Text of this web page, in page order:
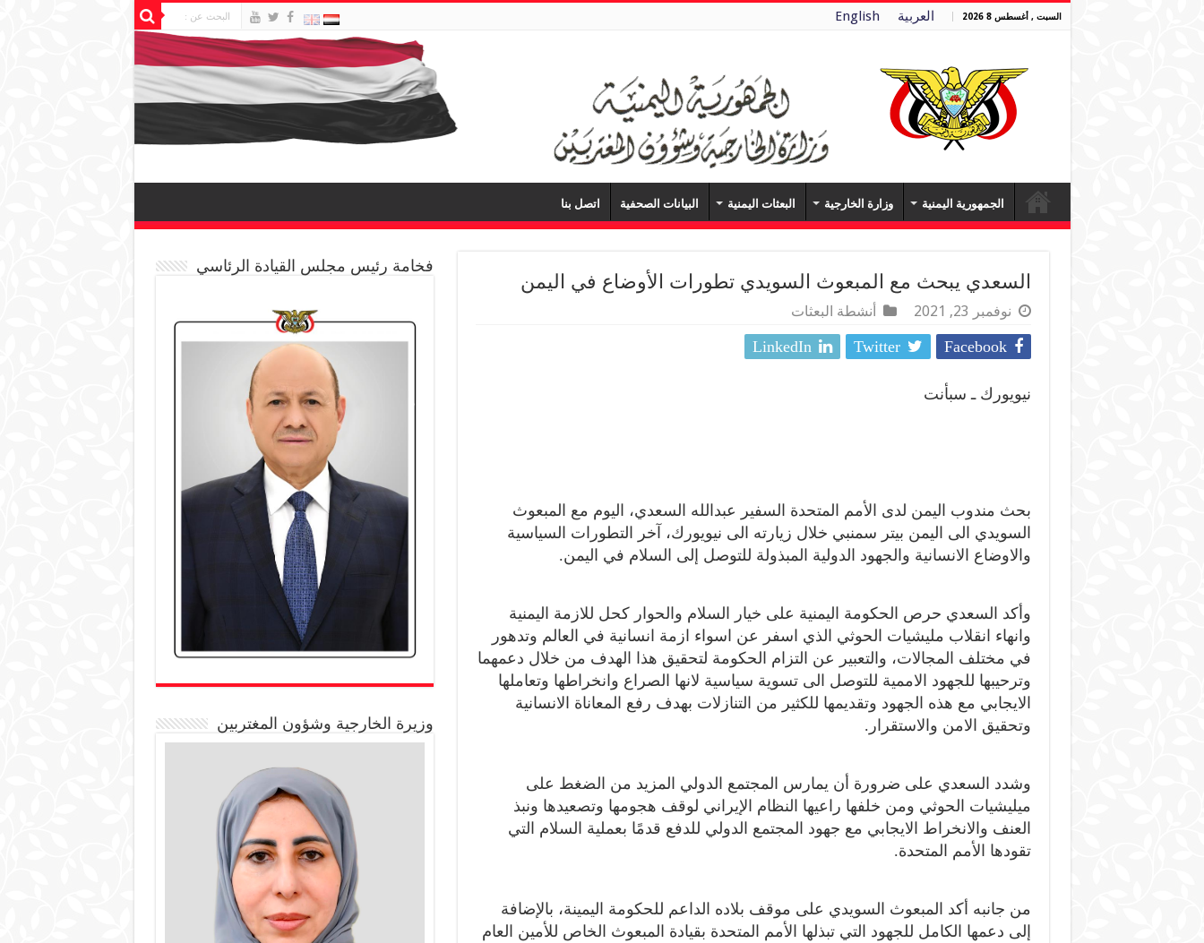
السبت , أغسطس 8 2026 العربية English
الجمهورية اليمنية وزارة الخارجية البعثات اليمنية البيانات الصحفية اتصل بنا
السعدي يبحث مع المبعوث السويدي تطورات الأوضاع في اليمن
نوفمبر 23, 2021 أنشطة البعثات
Facebook
Twitter
LinkedIn
نيويورك ـ سبأنت
بحث مندوب اليمن لدى الأمم المتحدة السفير عبدالله السعدي، اليوم مع المبعوث
السويدي الى اليمن بيتر سمنبي خلال زيارته الى نيويورك، آخر التطورات السياسية
والاوضاع الانسانية والجهود الدولية المبذولة للتوصل إلى السلام في اليمن.
وأكد السعدي حرص الحكومة اليمنية على خيار السلام والحوار كحل للازمة اليمنية
وانهاء انقلاب مليشيات الحوثي الذي اسفر عن اسواء ازمة انسانية في العالم وتدهور
في مختلف المجالات، والتعبير عن التزام الحكومة لتحقيق هذا الهدف من خلال دعمهما
وترحيبها للجهود الاممية للتوصل الى تسوية سياسية لانها الصراع وانخراطها وتعاملها
الايجابي مع هذه الجهود وتقديمها للكثير من التنازلات بهدف رفع المعاناة الانسانية
وتحقيق الامن والاستقرار.
وشدد السعدي على ضرورة أن يمارس المجتمع الدولي المزيد من الضغط على
ميليشيات الحوثي ومن خلفها راعيها النظام الإيراني لوقف هجومها وتصعيدها ونبذ
العنف والانخراط الايجابي مع جهود المجتمع الدولي للدفع قدمًا بعملية السلام التي
تقودها الأمم المتحدة.
من جانبه أكد المبعوث السويدي على موقف بلاده الداعم للحكومة اليمينة، بالإضافة
إلى دعمها الكامل للجهود التي تبذلها الأمم المتحدة بقيادة المبعوث الخاص للأمين العام
فخامة رئيس مجلس القيادة الرئاسي
وزيرة الخارجية وشؤون المغتربين